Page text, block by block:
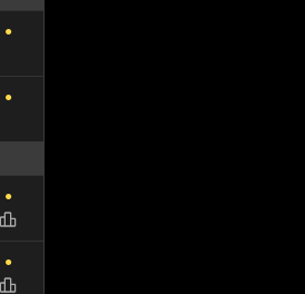
●
●
●
●